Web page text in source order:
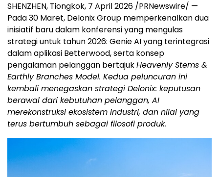
SHENZHEN, Tiongkok, 7 April 2026 /PRNewswire/ —
Pada 30 Maret, Delonix Group memperkenalkan dua
inisiatif baru dalam konferensi yang mengulas
strategi untuk tahun 2026: Genie AI yang terintegrasi
dalam aplikasi Betterwood, serta konsep
pengalaman pelanggan bertajukHeavenly Stems &
Earthly Branches Model. Kedua peluncuran ini
kembali menegaskan strategi Delonix: keputusan
berawal dari kebutuhan pelanggan, AI
merekonstruksi ekosistem industri, dan nilai yang
terus bertumbuh sebagai filosofi produk.